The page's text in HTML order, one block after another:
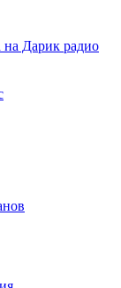
на Дарик радио